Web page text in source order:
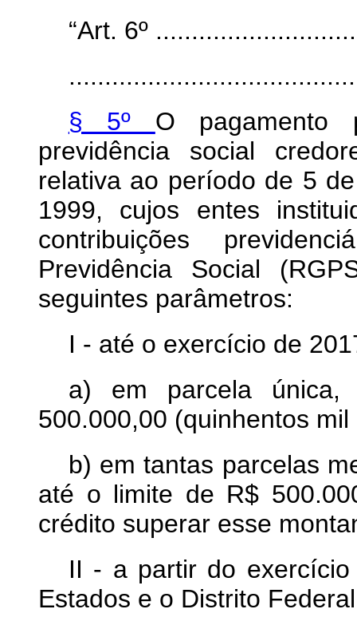
“Art. 6º
§ 5º O pagamento
previdência social
relativa ao período de 5
1999, cujos entes
contribuições
Previdência Social
seguintes parâmetros:
I - até o exercício de
a) em parcela
500.000,00 (quinhentos mil
b) em tantas parcelas
até o limite de R$
crédito superar esse
II - a partir do
Estados e o Distrito